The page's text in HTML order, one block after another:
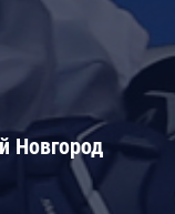
Новгород